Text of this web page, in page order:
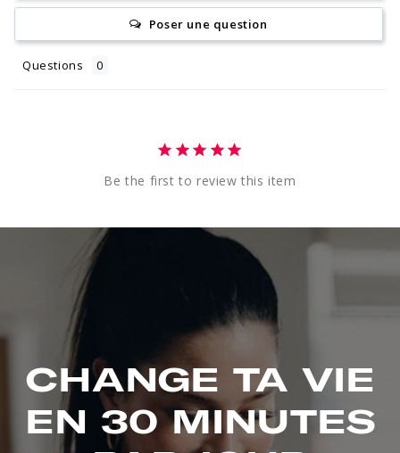
Poser une question
Questions
Be the first to review this item
CHANGE TA VIE
EN 30 MINUTES